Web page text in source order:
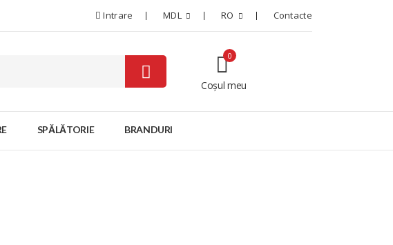
Intrare MDL RO Contacte
Coșul meu
0
SPĂLĂTORIE BRANDURI